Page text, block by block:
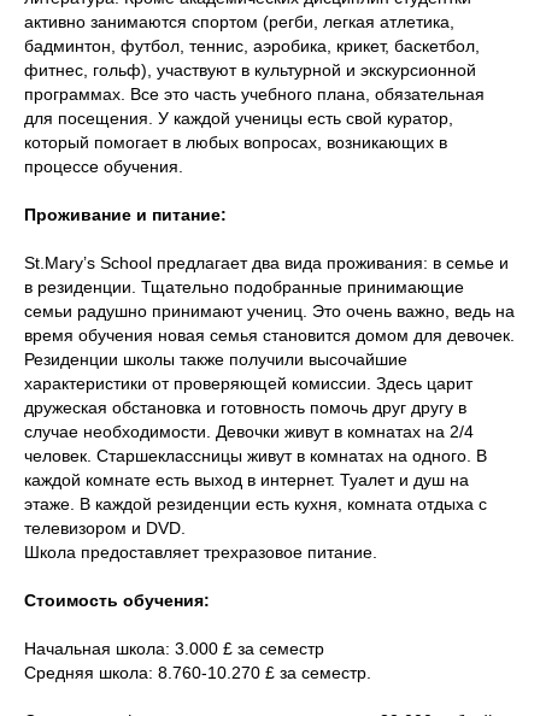
активно занимаются спортом (регби, легкая атлетика,
бадминтон, футбол, теннис, аэробика, крикет, баскетбол,
фитнес, гольф), участвуют в культурной и экскурсионной
программах. Все это часть учебного плана, обязательная
для посещения. У каждой ученицы есть свой куратор,
который помогает в любых вопросах, возникающих в
процессе обучения.
Проживание и питание:
St.Mary’s School предлагает два вида проживания: в семье и
в резиденции. Тщательно подобранные принимающие
семьи радушно принимают учениц. Это очень важно, ведь на
время обучения новая семья становится домом для девочек.
Резиденции школы также получили высочайшие
характеристики от проверяющей комиссии. Здесь царит
дружеская обстановка и готовность помочь друг другу в
случае необходимости. Девочки живут в комнатах на 2/4
человек. Старшеклассницы живут в комнатах на одного. В
каждой комнате есть выход в интернет. Туалет и душ на
этаже. В каждой резиденции есть кухня, комната отдыха с
телевизором и DVD.
Школа предоставляет трехразовое питание.
Стоимость обучения:
Начальная школа: 3.000 £ за семестр
Средняя школа: 8.760-10.270 £ за семестр.